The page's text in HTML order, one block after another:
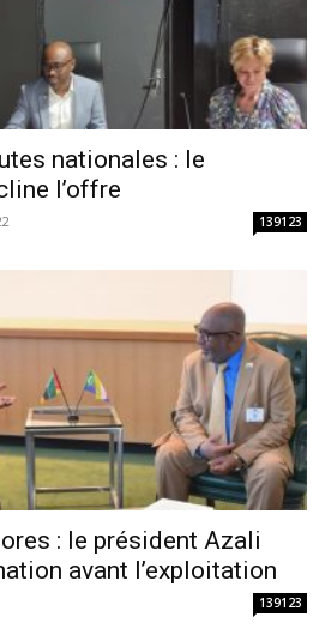
nationales : le
l’offre
139123
: le président Azali
avant l’exploitation
139123